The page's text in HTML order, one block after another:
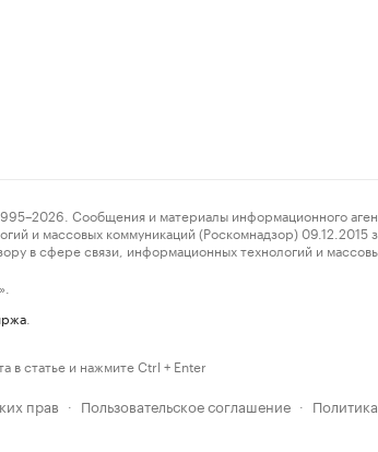
Сообщения и материалы информационного
и массовых коммуникаций (Роскомнадзор)
в сфере связи, информационных технологий и
в статье и нажмите Ctrl + Enter
прав · Пользовательское соглашение ·